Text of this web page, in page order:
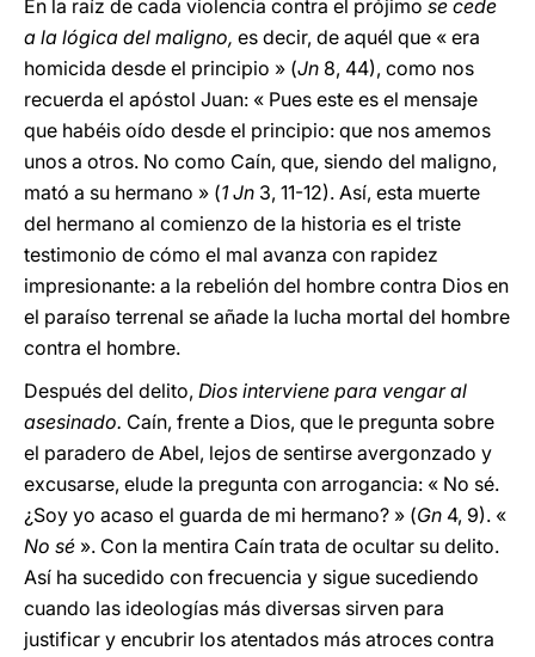
En la raíz de cada violencia contra el prójimo se cede
a la lógica del maligno, es decir, de aquél que « era
homicida desde el principio » (Jn 8, 44), como nos
recuerda el apóstol Juan: « Pues este es el mensaje
que habéis oído desde el principio: que nos amemos
unos a otros. No como Caín, que, siendo del maligno,
mató a su hermano » (1 Jn 3, 11-12). Así, esta muerte
del hermano al comienzo de la historia es el triste
testimonio de cómo el mal avanza con rapidez
impresionante: a la rebelión del hombre contra Dios en
el paraíso terrenal se añade la lucha mortal del hombre
contra el hombre.
Después del delito, Dios interviene para vengar al
asesinado. Caín, frente a Dios, que le pregunta sobre
el paradero de Abel, lejos de sentirse avergonzado y
excusarse, elude la pregunta con arrogancia: « No sé.
¿Soy yo acaso el guarda de mi hermano? » (Gn 4, 9). «
No sé ». Con la mentira Caín trata de ocultar su delito.
Así ha sucedido con frecuencia y sigue sucediendo
cuando las ideologías más diversas sirven para
justificar y encubrir los atentados más atroces contra